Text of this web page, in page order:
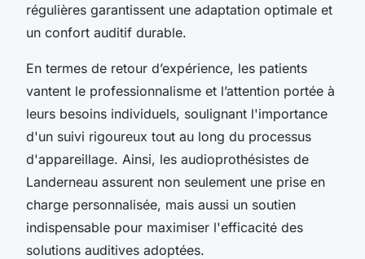
régulières garantissent une adaptation optimale et
un confort auditif durable.
En termes de retour d’expérience, les patients
vantent le professionnalisme et l’attention portée à
leurs besoins individuels, soulignant l'importance
d'un suivi rigoureux tout au long du processus
d'appareillage. Ainsi, les audioprothésistes de
Landerneau assurent non seulement une prise en
charge personnalisée, mais aussi un soutien
indispensable pour maximiser l'efficacité des
solutions auditives adoptées.